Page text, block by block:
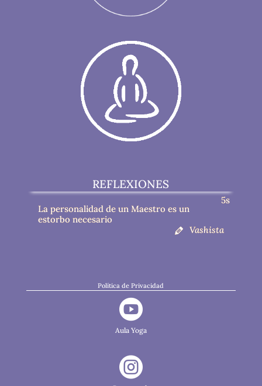
REFLEXIONES
4s
La personalidad de un Maestro es un
estorbo necesario
Vashista
Política de Privacidad

Aula Yoga
